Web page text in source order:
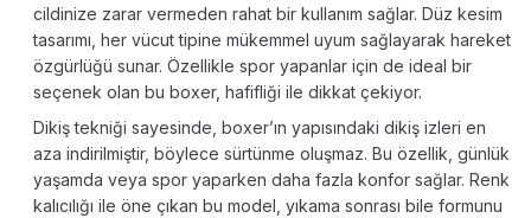
cildinize zarar vermeden rahat bir kullanım sağlar. Düz kesim
tasarımı, her vücut tipine mükemmel uyum sağlayarak hareket
özgürlüğü sunar. Özellikle spor yapanlar için de ideal bir
seçenek olan bu boxer, hafifliği ile dikkat çekiyor.
Dikiş tekniği sayesinde, boxer’ın yapısındaki dikiş izleri en
aza indirilmiştir, böylece sürtünme oluşmaz. Bu özellik, günlük
yaşamda veya spor yaparken daha fazla konfor sağlar. Renk
kalıcılığı ile öne çıkan bu model, yıkama sonrası bile formunu